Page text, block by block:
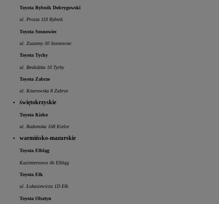
Toyota Rybnik Dobrygowski
ul. Prosta 110 Rybnik
Toyota Sosnowiec
ul. Zuzanny 30 Sosnowiec
Toyota Tychy
ul. Beskidzka 10 Tychy
Toyota Zabrze
ul. Knurowska 8 Zabrze
świętokrzyskie
Toyota Kielce
ul. Radomska 168 Kielce
warmińsko-mazurskie
Toyota Elbląg
Kazimierzowo 4b Elbląg
Toyota Ełk
ul. Łukasiewicza 1D Ełk
Toyota Olsztyn